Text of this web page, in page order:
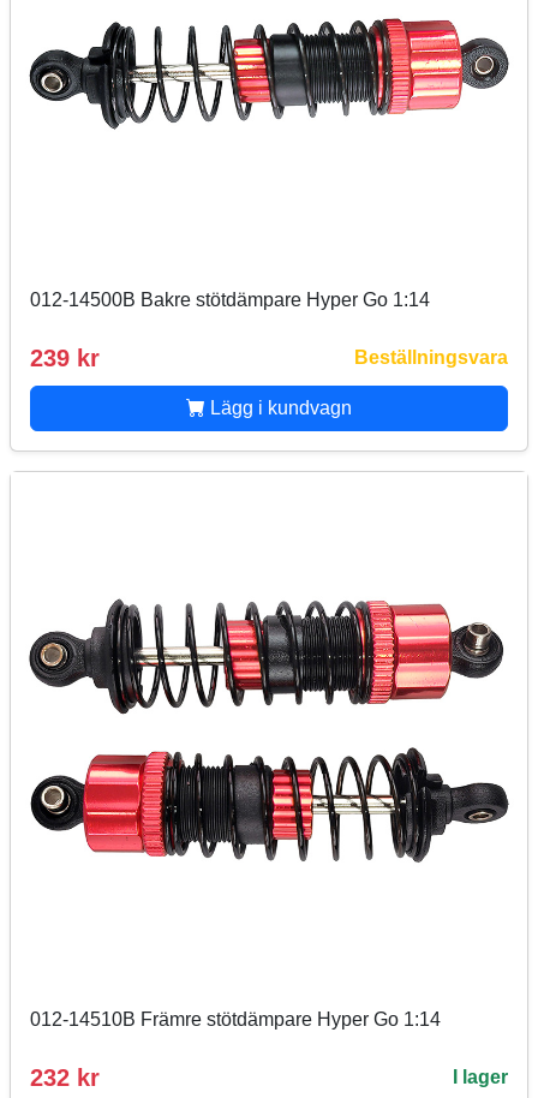
012-14500B Bakre stötdämpare Hyper Go 1:14
239 kr Beställningsvara
Lägg i kundvagn
012-14510B Främre stötdämpare Hyper Go 1:14
232 kr I lager